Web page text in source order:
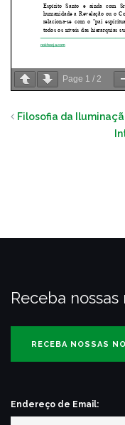
Page 1 / 2
Filosofia da
Receba
Endereço de Email: